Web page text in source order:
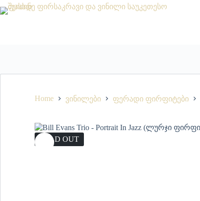
Home ვინილები ფერადი ფირფიტები
SOLD OUT